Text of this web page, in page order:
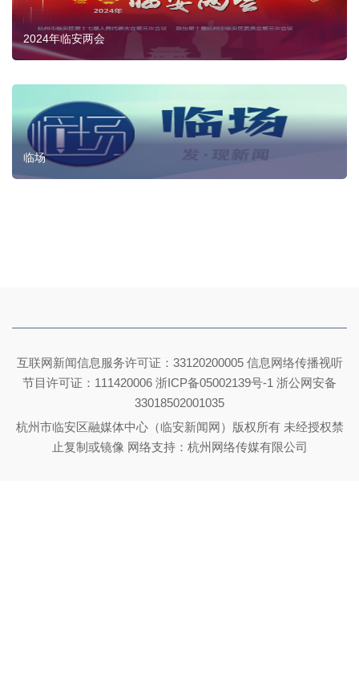
2024年临安两会
临场
互联网新闻信息服务许可证：33120200005 信息网络传播视听
节目许可证：111420006 浙ICP备05002139号-1 浙公网安备
33018502001035
杭州市临安区融媒体中心（临安新闻网）版权所有 未经授权禁
止复制或镜像 网络支持：杭州网络传媒有限公司